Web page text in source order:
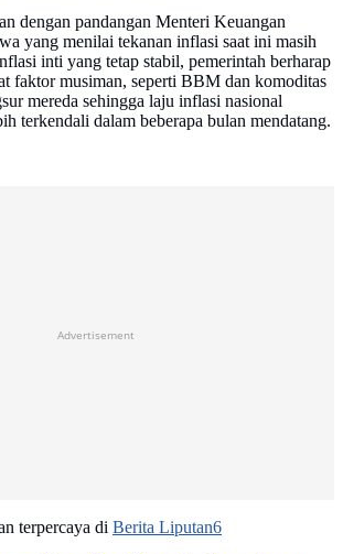
dengan pandangan Menteri Keuangan
yang menilai tekanan inflasi saat ini masih
inti yang tetap stabil, pemerintah berharap
faktor musiman, seperti BBM dan komoditas
mereda sehingga laju inflasi nasional
terkendali dalam beberapa bulan mendatang.
Advertisement
terpercaya di Berita Liputan6